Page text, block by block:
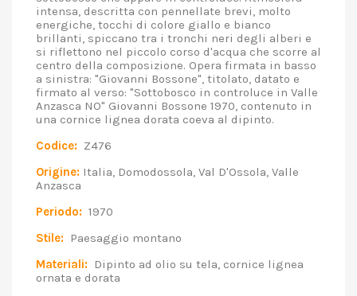
intensa, descritta con pennellate brevi, molto
energiche, tocchi di colore giallo e bianco
brillanti, spiccano tra i tronchi neri degli alberi e
si riflettono nel piccolo corso d'acqua che scorre al
centro della composizione. Opera firmata in basso
a sinistra: "Giovanni Bossone", titolato, datato e
firmato al verso: "Sottobosco in controluce in Valle
Anzasca NO" Giovanni Bossone 1970, contenuto in
una cornice lignea dorata coeva al dipinto.
Codice: Z476
Origine: Italia, Domodossola, Val D'Ossola, Valle
Anzasca
Periodo: 1970
Stile: Paesaggio montano
Materiali: Dipinto ad olio su tela, cornice lignea
ornata e dorata